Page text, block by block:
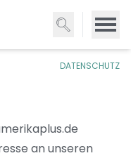
DATENSCHUTZ
an unseren